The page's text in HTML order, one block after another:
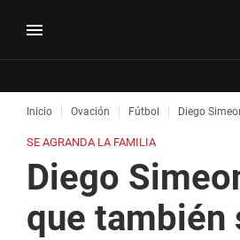
Inicio Ovación Fútbol Diego
SE AGRANDA LA FAMILIA
Diego
que también